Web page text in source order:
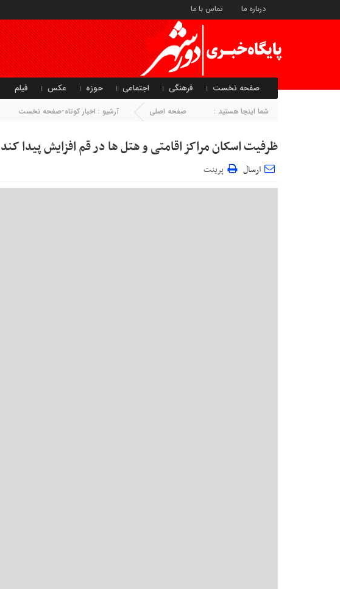
درباره ما تماس با ما
صفحه نخست فرهنگی اجتماعی حوزه عکس فیلم
شما اینجا هستید : صفحه اصلی آرشیو : اخبار کوتاه-صفحه نخست
ظرفیت اسکان مراکز اقامتی و هتل ها در قم افزایش پیدا کند
ارسال پرینت